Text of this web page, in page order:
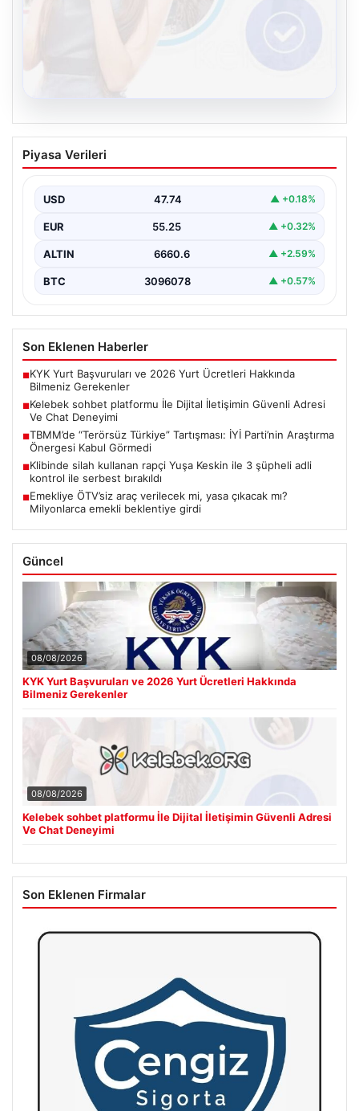
Kelebek sohbet platformu İle Dijital
İletişimin Güvenli Adresi Ve Chat
İnternet çağında insanların güvenli bir biçimde bağlantı
Piyasa Verileri
USD 47.74 ▲ +0.18%
EUR 55.25 ▲ +0.32%
ALTIN 6660.6 ▲ +2.59%
BTC 3096078 ▲ +0.57%
Son Eklenen Haberler
■KYK Yurt Başvuruları ve 2026 Yurt Ücretleri Hakkında
Bilmeniz Gerekenler
■Kelebek sohbet platformu İle Dijital İletişimin Güvenli Adresi
Ve Chat Deneyimi
■TBMM’de “Terörsüz Türkiye” Tartışması: İYİ Parti’nin Araştırma
Önergesi Kabul Görmedi
■Klibinde silah kullanan rapçi Yuşa Keskin ile 3 şüpheli adli
kontrol ile serbest bırakıldı
■Emekliye ÖTV’siz araç verilecek mi, yasa çıkacak mı?
Milyonlarca emekli beklentiye girdi
Güncel
08/08/2026
KYK Yurt Başvuruları ve 2026 Yurt Ücretleri Hakkında
Bilmeniz Gerekenler
08/08/2026
Kelebek sohbet platformu İle Dijital İletişimin Güvenli Adresi
Ve Chat Deneyimi
Son Eklenen Firmalar